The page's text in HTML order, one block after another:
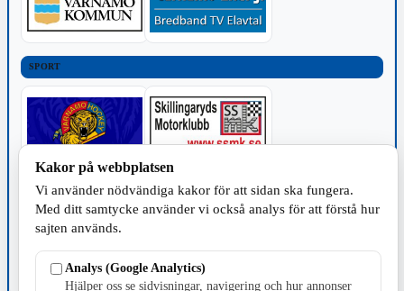
SPORT
TILLVERKNING
Kakor på webbplatsen
Vi använder nödvändiga kakor för att sidan ska fungera.
Med ditt samtycke använder vi också analys för att förstå hur
sajten används.
Analys (Google Analytics)
Hjälper oss se sidvisningar, navigering och hur annonser